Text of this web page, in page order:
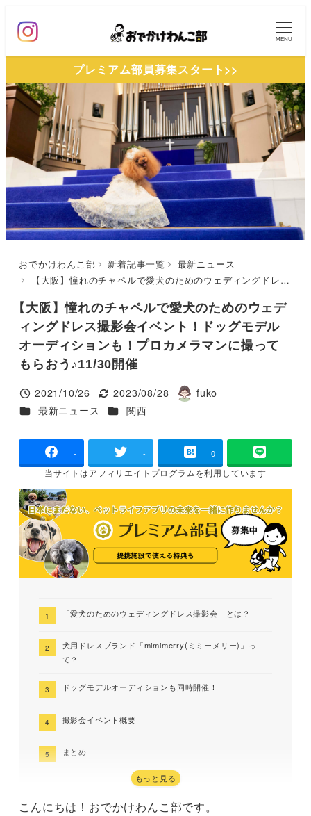
ン
ン
テ
ン
ツ
移
動
MENU
プレミアム部員募集スタート>>
おでかけわんこ部 新着記事一覧
最新ニュース
【大阪】憧れのチャペルで愛犬のためのウェディングドレス撮影会イベント！ドッグモデルオーディションも！プロカメラマンに撮ってもらおう♪11/30開催
【大阪】憧れのチャペルで愛犬のためのウェデ
ィングドレス撮影会イベント！ドッグモデル
オーディションも！プロカメラマンに撮って
もらおう♪11/30開催
投稿日
2021/10/26
更新日
2023/08/28
著
fuko
カテゴリー
最新ニュース カテゴリー
関西
- - 0
当サイトはアフィリエイトプログラムを利用しています
「愛犬のためのウェディングドレス撮影会」とは？
犬用ドレスブランド「mimimerry(ミミーメリー)」っ
て？
ドッグモデルオーディションも同時開催！
撮影会イベント概要
まとめ
もっと見る
こんにちは！おでかけわんこ部です。